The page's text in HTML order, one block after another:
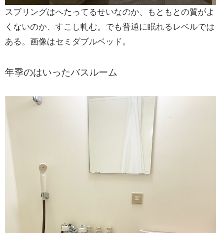
スプリングはへたってるせいなのか、もともとの質がよ
くないのか、すこし軋む。でも普通に眠れるレベルでは
ある。画像はセミダブルベッド。
年季のはいったバスルーム